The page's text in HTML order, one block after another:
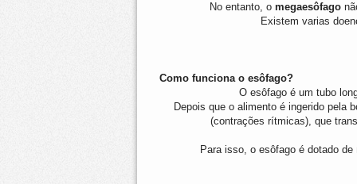
No entanto, o megaesôfago
Existem varias
Como funciona o esôfago?
O esôfago é um tubo
Depois que o alimento é ingerido pela
(contrações rítmicas), que
Para isso, o esôfago é dotado